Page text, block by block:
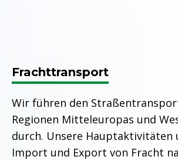
Frachttransport
Wir führen den
Regionen Mitteleuropas und
durch. Unsere Hauptaktivitäten
Import und Export von Fracht